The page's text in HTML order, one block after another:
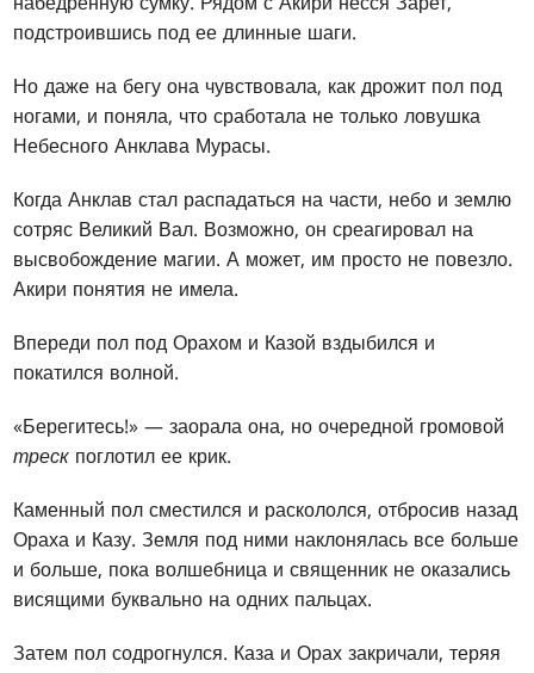
подстроившись под ее длинные шаги.
Но даже на бегу она чувствовала, как дрожит пол под
ногами, и поняла, что сработала не только ловушка
Небесного Анклава Мурасы.
Когда Анклав стал распадаться на части, небо и землю
сотряс Великий Вал. Возможно, он среагировал на
высвобождение магии. А может, им просто не повезло.
Акири понятия не имела.
Впереди пол под Орахом и Казой вздыбился и
покатился волной.
«Берегитесь!» — заорала она, но очередной громовой
треск поглотил ее крик.
Каменный пол сместился и раскололся, отбросив назад
Ораха и Казу. Земля под ними наклонялась все больше
и больше, пока волшебница и священник не оказались
висящими буквально на одних пальцах.
Затем пол содрогнулся. Каза и Орах закричали, теряя